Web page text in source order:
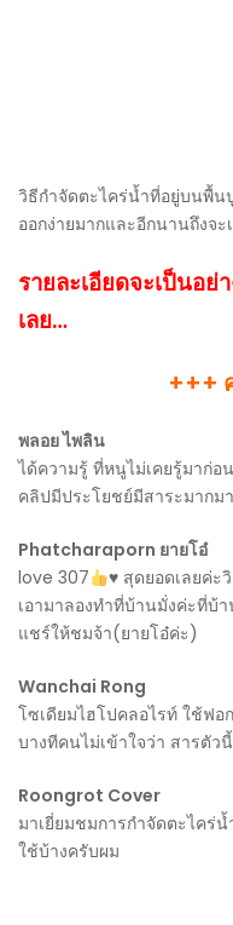
วิธีกำจัดตะไคร่น้ำที่อยู่บนพื้
ออกง่ายมากและอีกนานถึงจะ
รายละเอียดจะเป็นอ
เลย…
+++
พลอย ไพลิน
ได้ความรู้ ที่หนูไม่เคยรู้มาก่อ
คลิปมีประโยชย์มีสาระมากม
Phatcharaporn ยายโอ๋
love 307
♥️สุดยอดเลยค่ะ
เอามาลองทำที่บ้านมั่งค่ะที่บ้
แชร์ให้ชมจ้า(ยายโอ๋ค่ะ)
Wanchai Rong
โซเดียมไฮโปคลอไรท์ ใช้ฟ
บางทีคนไม่เข้าใจว่า สารตั
Roongrot Cover
มาเยี่ยมชมการกำจัดตะไคร่
ใช้บ้างครับผม